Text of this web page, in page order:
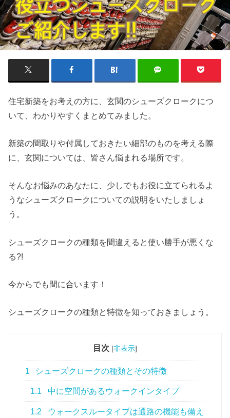
住宅新築をお考えの方に、玄関のシューズクロークにつ
いて、わかりやすくまとめてみました。
新築の間取りや付属しておきたい細部のものを考える際
に、玄関については、皆さん悩まれる場所です。
そんなお悩みのあなたに、少しでもお役に立てられるよ
うなシューズクロークについての説明をいたしましょ
う。
シューズクロークの種類を間違えると使い勝手が悪くな
る?!
今からでも間に合います！
シューズクロークの種類と特徴を知っておきましょう。
目次 [非表示]
1 シューズクロークの種類とその特徴
1.1 中に空間があるウォークインタイプ
1.2
ウォークスルータイプは通路の機能も備え